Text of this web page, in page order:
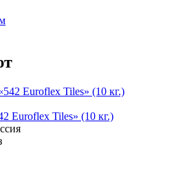
Euroflex Tiles» (10 кг.)